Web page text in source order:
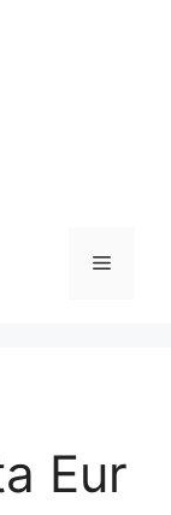
Menu
Eur